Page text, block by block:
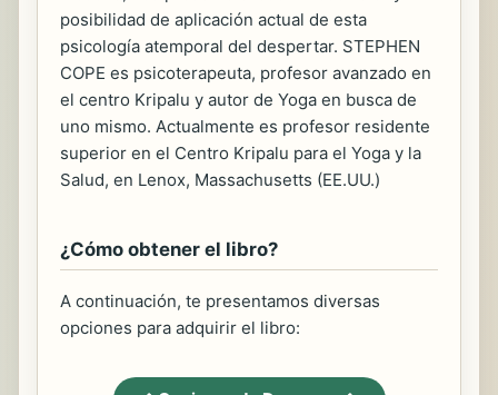
posibilidad de aplicación actual de esta
psicología atemporal del despertar. STEPHEN
COPE es psicoterapeuta, profesor avanzado en
el centro Kripalu y autor de Yoga en busca de
uno mismo. Actualmente es profesor residente
superior en el Centro Kripalu para el Yoga y la
Salud, en Lenox, Massachusetts (EE.UU.)
¿Cómo obtener el libro?
A continuación, te presentamos diversas
opciones para adquirir el libro: